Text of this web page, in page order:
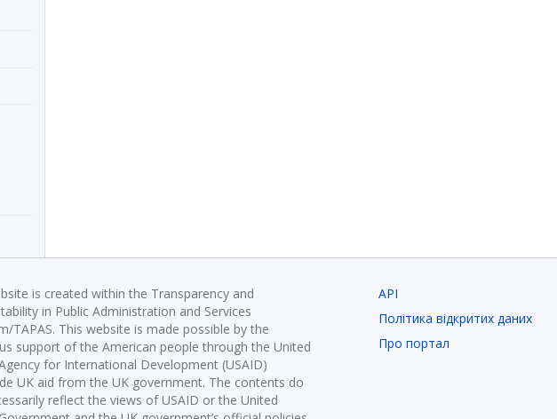
is created within the Transparency and
in Public Administration and Services
TAPAS. This website is made possible by the
support of the American people through the United
for International Development (USAID)
UK aid from the UK government. The contents do
reflect the views of USAID or the United
API
Політика відкритих даних
Про портал